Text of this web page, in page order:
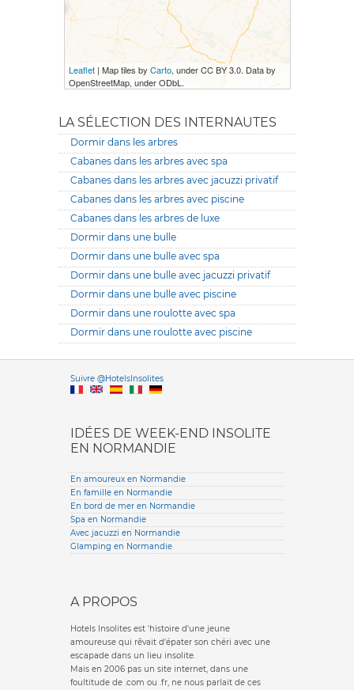
Leaflet| Map tiles by Carto, under CC BY 3.0. Data by
OpenStreetMap, under ODbL.
LA SÉLECTION DES INTERNAUTES
Dormir dans les arbres
Cabanes dans les arbres avec spa
Cabanes dans les arbres avec jacuzzi privatif
Cabanes dans les arbres avec piscine
Cabanes dans les arbres de luxe
Dormir dans une bulle
Dormir dans une bulle avec spa
Dormir dans une bulle avec jacuzzi privatif
Dormir dans une bulle avec piscine
Dormir dans une roulotte avec spa
Dormir dans une roulotte avec piscine
Suivre @HotelsInsolitesVersione
IDÉES DE WEEK-END INSOLITE
EN NORMANDIE
En amoureux en Normandie
En famille en Normandie
En bord de mer en Normandie
Spa en Normandie
Avec jacuzzi en Normandie
Glamping en Normandie
A PROPOS
Hotels Insolites est 'histoire d'une jeune
amoureuse qui rêvait d'épater son chéri avec une
escapade dans un lieu insolite.
Mais en 2006 pas un site internet, dans une
foultitude de .com ou .fr, ne nous parlait de ces